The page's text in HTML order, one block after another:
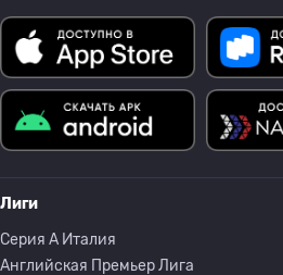
Лиги
Серия A Италия
Английская Премьер Лига